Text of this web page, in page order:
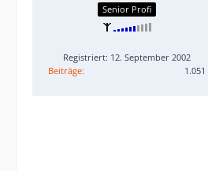
Senior Profi
Registriert: 12. September 2002
Beiträge
1.051